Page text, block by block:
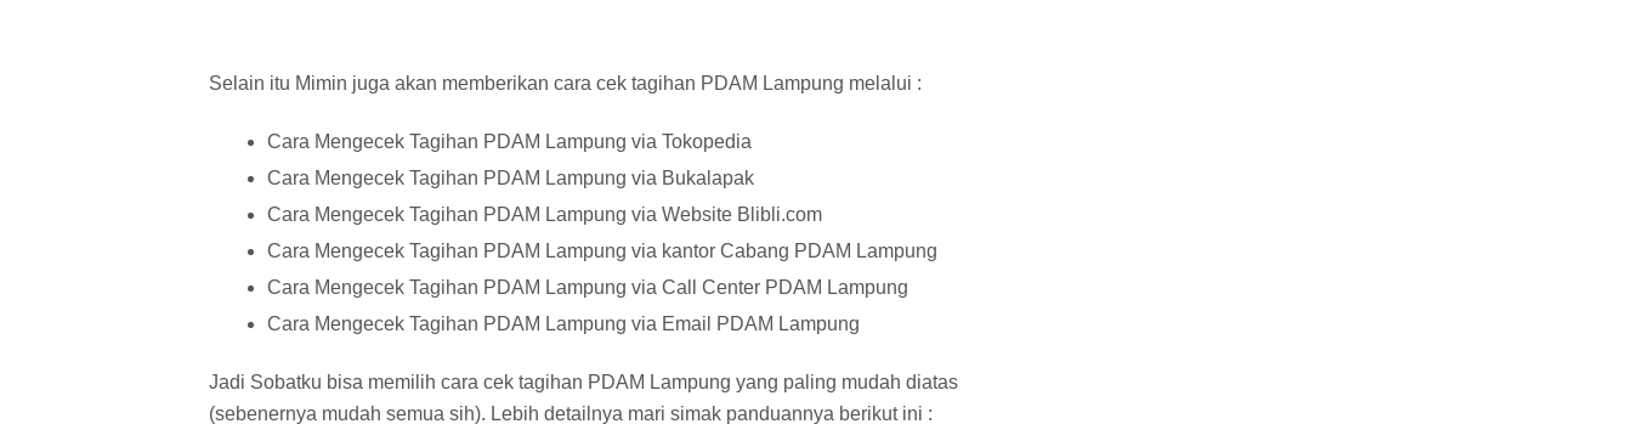
Selain itu Mimin juga akan memberikan cara cek tagihan PDAM Lampung melalui :
Cara Mengecek Tagihan PDAM Lampung via Tokopedia
Cara Mengecek Tagihan PDAM Lampung via Bukalapak
Cara Mengecek Tagihan PDAM Lampung via Website Blibli.com
Cara Mengecek Tagihan PDAM Lampung via kantor Cabang PDAM Lampung
Cara Mengecek Tagihan PDAM Lampung via Call Center PDAM Lampung
Cara Mengecek Tagihan PDAM Lampung via Email PDAM Lampung
Jadi Sobatku bisa memilih cara cek tagihan PDAM Lampung yang paling mudah diatas
(sebenernya mudah semua sih). Lebih detailnya mari simak panduannya berikut ini :